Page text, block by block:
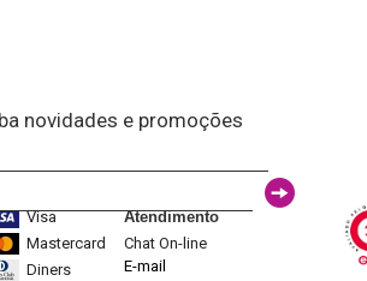
novidades e promoções
Visa
Mastercard
Diners
Atendimento
Chat On-line
E-mail